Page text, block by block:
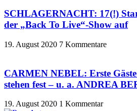
SCHLAGERNACHT: 17(!)
der „Back To Live“-Show auf
19. August 2020 7 Kommentare
CARMEN NEBEL: Erste
stehen fest – u. a. ANDREA
19. August 2020 1 Kommentar